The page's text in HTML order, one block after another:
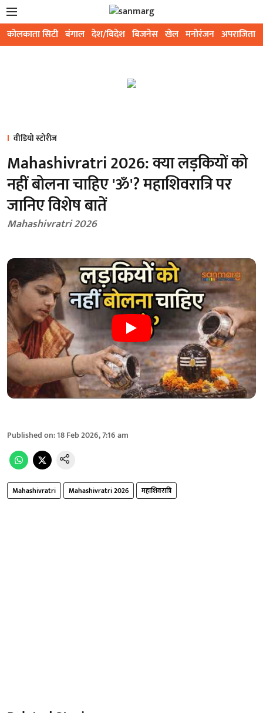
कोलकाता सिटी बंगाल देश/विदेश बिजनेस खेल मनोरंजन अपराजिता
वीडियो स्टोरीज
Mahashivratri 2026: क्या लड़कियों को
नहीं बोलना चाहिए 'ॐ'? महाशिवरात्रि पर
जानिए विशेष बातें
Mahashivratri 2026
Published on:18 Feb 2026, 7:16 am
Mahashivratri Mahashivratri 2026 महाशिवरात्रि